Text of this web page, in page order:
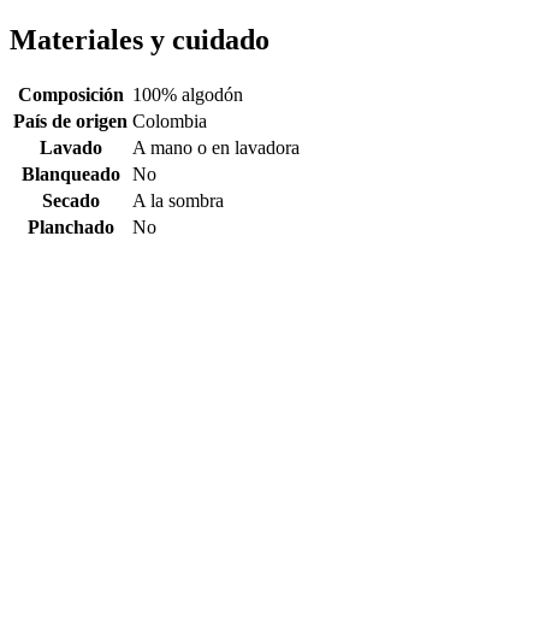
Materiales y cuidado
Composición 100% algodón
País de origen Colombia
Lavado
A mano o en lavadora
Blanqueado
No
Secado
A la sombra
Planchado
No